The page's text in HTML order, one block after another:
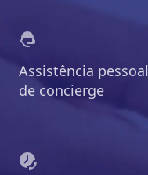
Assistência pessoal
de concierge